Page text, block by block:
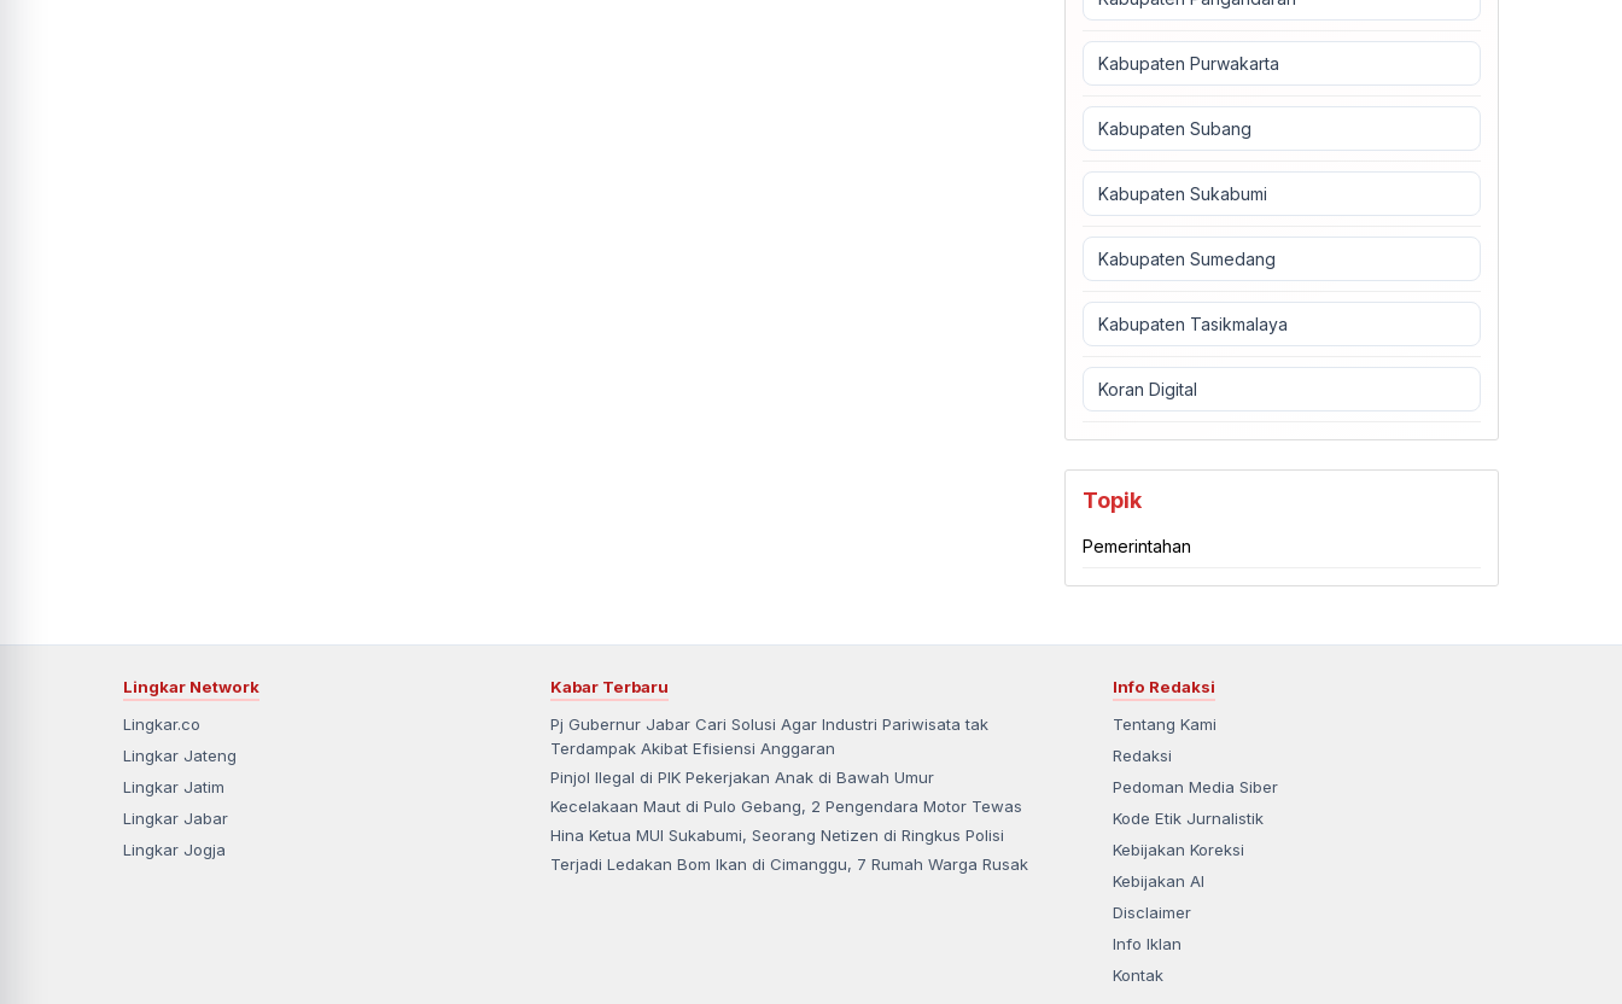
Kabupaten Purwakarta
Kabupaten Subang
Kabupaten Sukabumi
Kabupaten Sumedang
Kabupaten Tasikmalaya
Koran Digital
Topik
Pemerintahan
Lingkar Network
Lingkar.co
Lingkar Jateng
Lingkar Jatim
Lingkar Jabar
Lingkar Jogja
Kabar Terbaru
Pj Gubernur Jabar Cari Solusi Agar Industri Pariwisata tak
Terdampak Akibat Efisiensi Anggaran
Pinjol Ilegal di PIK Pekerjakan Anak di Bawah Umur
Kecelakaan Maut di Pulo Gebang, 2 Pengendara Motor Tewas
Hina Ketua MUI Sukabumi, Seorang Netizen di Ringkus Polisi
Terjadi Ledakan Bom Ikan di Cimanggu, 7 Rumah Warga Rusak
Info Redaksi
Tentang Kami
Redaksi
Pedoman Media Siber
Kode Etik Jurnalistik
Kebijakan Koreksi
Kebijakan AI
Disclaimer
Info Iklan
Kontak